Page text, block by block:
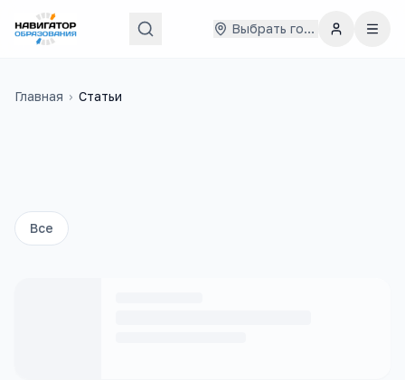
Выбрать город
Главная › Статьи
Все